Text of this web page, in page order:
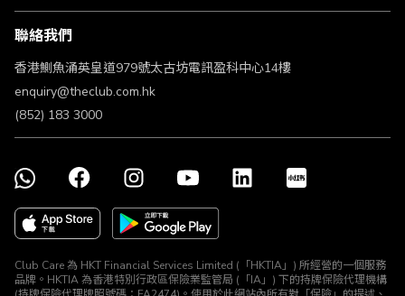
條款及細則
不歧視及不騷擾聲明
認可牌照及通告
聯絡我們
香港鰂魚涌英皇道979號太古坊電訊盈科中心14樓
enquiry@theclub.com.hk
(852) 183 3000
Club Care 為 HKT Financial Services Limited (「HKTIA」) 所經營的一個服務
品牌。HKTIA 為香港特別行政區保險業監管局 (「IA」) 下的持牌保險代理機構